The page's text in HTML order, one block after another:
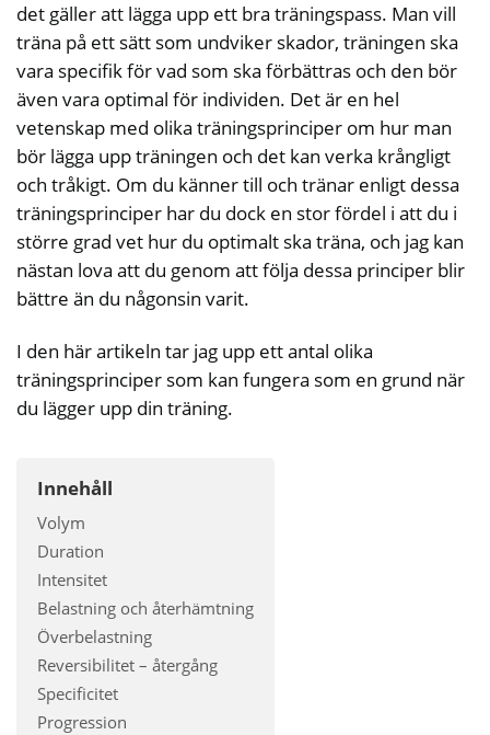
det gäller att lägga upp ett bra träningspass. Man vill
träna på ett sätt som undviker skador, träningen ska
vara specifik för vad som ska förbättras och den bör
även vara optimal för individen. Det är en hel
vetenskap med olika träningsprinciper om hur man
bör lägga upp träningen och det kan verka krångligt
och tråkigt. Om du känner till och tränar enligt dessa
träningsprinciper har du dock en stor fördel i att du i
större grad vet hur du optimalt ska träna, och jag kan
nästan lova att du genom att följa dessa principer blir
bättre än du någonsin varit.
I den här artikeln tar jag upp ett antal olika
träningsprinciper som kan fungera som en grund när
du lägger upp din träning.
Innehåll
Volym
Duration
Intensitet
Belastning och återhämtning
Överbelastning
Reversibilitet – återgång
Specificitet
Progression